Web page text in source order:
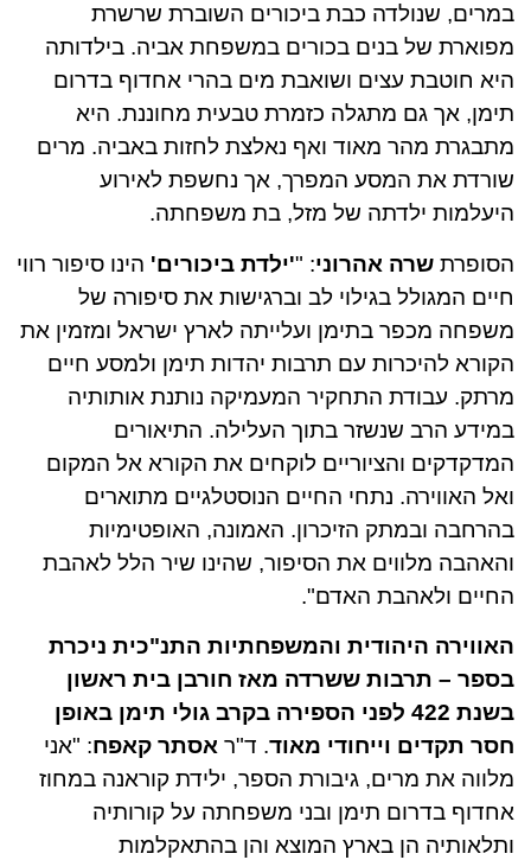
במרים, שנולדה כבת ביכורים השוברת שרשרת
מפוארת של בנים בכורים במשפחת אביה. בילדותה
היא חוטבת עצים ושואבת מים בהרי אחדוף בדרום
תימן, אך גם מתגלה כזמרת טבעית מחוננת. היא
מתבגרת מהר מאוד ואף נאלצת לחזות באביה. מרים
שורדת את המסע המפרך, אך נחשפת לאירוע
היעלמות ילדתה של מזל, בת משפחתה.
הסופרת שרה אהרוני: "'ילדת ביכורים' הינו סיפור רווי
חיים המגולל בגילוי לב וברגישות את סיפורה של
משפחה מכפר בתימן ועלייתה לארץ ישראל ומזמין את
הקורא להיכרות עם תרבות יהדות תימן ולמסע חיים
מרתק. עבודת התחקיר המעמיקה נותנת אותותיה
במידע הרב שנשזר בתוך העלילה. התיאורים
המדקדקים והציוריים לוקחים את הקורא אל המקום
ואל האווירה. נתחי החיים הנוסטלגיים מתוארים
בהרחבה ובמתק הזיכרון. האמונה, האופטימיות
והאהבה מלווים את הסיפור, שהינו שיר הלל לאהבת
החיים ולאהבת האדם".
האווירה היהודית והמשפחתיות התנ"כית ניכרת
בספר – תרבות ששרדה מאז חורבן בית ראשון
בשנת 422 לפני הספירה בקרב גולי תימן באופן
חסר תקדים וייחודי מאוד. ד"ר אסתר קאפח: "אני
מלווה את מרים, גיבורת הספר, ילידת קוראנה במחוז
אחדוף בדרום תימן ובני משפחתה על קורותיה
ותלאותיה הן בארץ המוצא והן בהתאקלמות